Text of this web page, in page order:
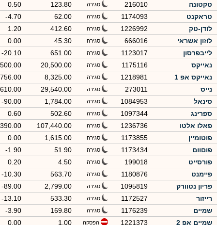
טקטונה
216010 סגירה 123.80
0.50
טראקנט
1174093 סגירה 62.00
-4.70
לודן-טק
1226992 סגירה 412.60
1.20
לוזון אשראי
666016 סגירה 45.30
0.00
לייבפרסון
1123017 סגירה 651.00
-20.10
נאייקס
1175116 סגירה 20,500.00
500.00
נאייקס אפ 1
1218981 סגירה 8,325.00
756.00
נייס
273011 סגירה 29,540.00
610.00
סינאל
1084953 סגירה 1,784.00
-90.00
ספרינג
1097344 סגירה 502.60
0.60
פאלו אלטו
1236736 סגירה 107,440.00
פוטומיין
1173855 סגירה 1,615.00
0.00
פוםוום
1173434 סגירה 51.90
-1.90
פורסייט
199018 סגירה 4.50
0.20
פיימנט
1180876 סגירה 563.70
-10.30
פריון נטוורק
1095819 סגירה 2,799.00
-89.00
רייזור
1172527 סגירה 533.30
-13.10
שמיים
1176239 סגירה 169.80
-3.90
שמיים אפ 2
1221373 הפסקה 1.00
0.00